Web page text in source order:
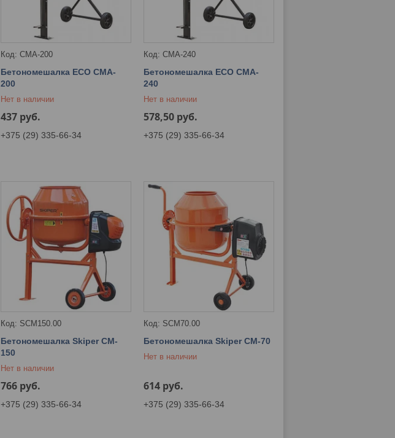
CMA-200
Бетономешалка ECO CMA-
200
Нет в наличии
437 руб.
+375 (29) 335-66-34
CMA-240
Бетономешалка ECO CMA-
240
Нет в наличии
578,50 руб.
+375 (29) 335-66-34
SCM150.00
Бетономешалка Skiper CM-
150
Нет в наличии
766 руб.
+375 (29) 335-66-34
SCM70.00
Бетономешалка Skiper СМ-70
Нет в наличии
614 руб.
+375 (29) 335-66-34